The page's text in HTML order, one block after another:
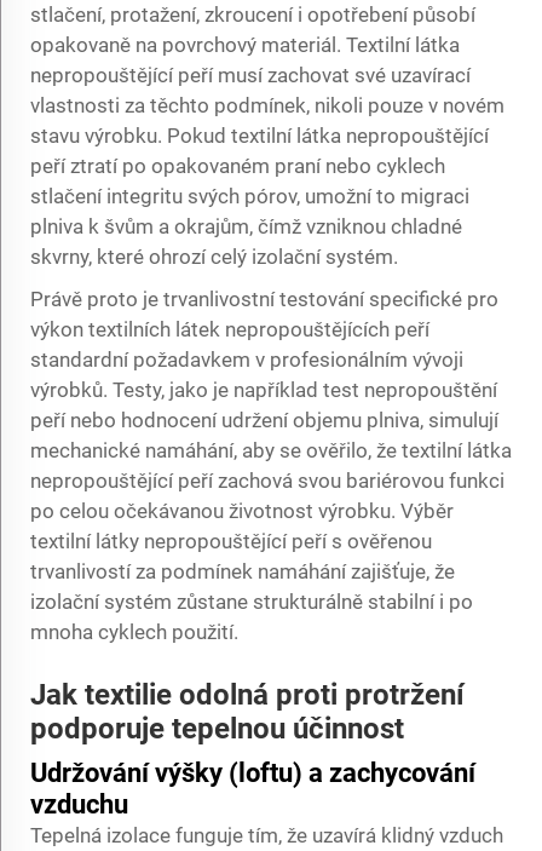
stlačení, protažení, zkroucení i opotřebení působí
opakovaně na povrchový materiál. Textilní látka
nepropouštějící peří musí zachovat své uzavírací
vlastnosti za těchto podmínek, nikoli pouze v novém
stavu výrobku. Pokud textilní látka nepropouštějící
peří ztratí po opakovaném praní nebo cyklech
stlačení integritu svých pórov, umožní to migraci
plniva k švům a okrajům, čímž vzniknou chladné
skvrny, které ohrozí celý izolační systém.
Právě proto je trvanlivostní testování specifické pro
výkon textilních látek nepropouštějících peří
standardní požadavkem v profesionálním vývoji
výrobků. Testy, jako je například test nepropouštění
peří nebo hodnocení udržení objemu plniva, simulují
mechanické namáhání, aby se ověřilo, že textilní látka
nepropouštějící peří zachová svou bariérovou funkci
po celou očekávanou životnost výrobku. Výběr
textilní látky nepropouštějící peří s ověřenou
trvanlivostí za podmínek namáhání zajišťuje, že
izolační systém zůstane strukturálně stabilní i po
mnoha cyklech použití.
Jak textilie odolná proti protržení
podporuje tepelnou účinnost
Udržování výšky (loftu) a zachycování
vzduchu
Tepelná izolace funguje tím, že uzavírá klidný vzduch